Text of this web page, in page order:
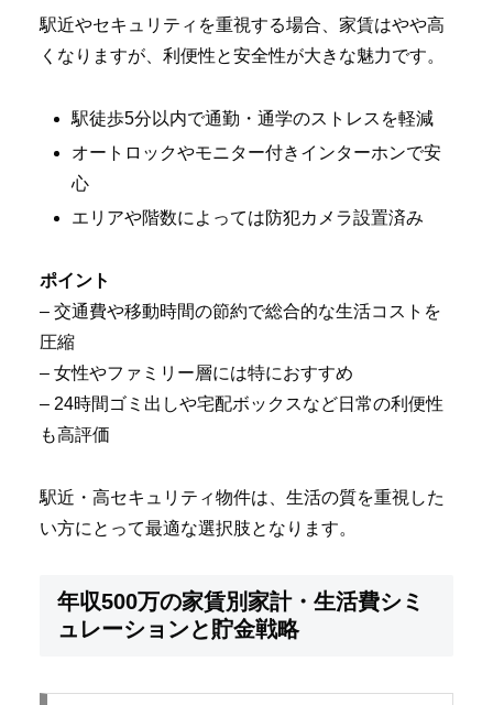
駅近やセキュリティを重視する場合、家賃はやや高
くなりますが、利便性と安全性が大きな魅力です。
駅徒歩5分以内で通勤・通学のストレスを軽減
オートロックやモニター付きインターホンで安
心
エリアや階数によっては防犯カメラ設置済み
ポイント
– 交通費や移動時間の節約で総合的な生活コストを
圧縮
– 女性やファミリー層には特におすすめ
– 24時間ゴミ出しや宅配ボックスなど日常の利便性
も高評価
駅近・高セキュリティ物件は、生活の質を重視した
い方にとって最適な選択肢となります。
年収500万の家賃別家計・生活費シミ
ュレーションと貯金戦略